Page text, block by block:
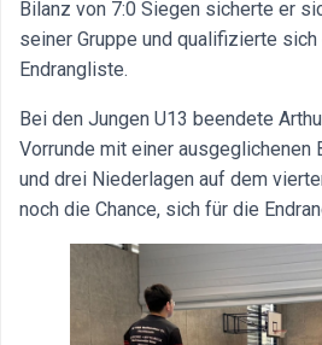
Bilanz von 7:0 Siegen sicherte er
seiner Gruppe und qualifizierte
Endrangliste.
Bei den Jungen U13 beendete
Vorrunde mit einer ausgeglichenen
und drei Niederlagen auf dem
noch die Chance, sich für die